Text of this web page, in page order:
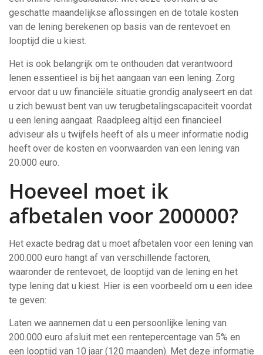
geschatte maandelijkse aflossingen en de totale kosten
van de lening berekenen op basis van de rentevoet en
looptijd die u kiest.
Het is ook belangrijk om te onthouden dat verantwoord
lenen essentieel is bij het aangaan van een lening. Zorg
ervoor dat u uw financiële situatie grondig analyseert en dat
u zich bewust bent van uw terugbetalingscapaciteit voordat
u een lening aangaat. Raadpleeg altijd een financieel
adviseur als u twijfels heeft of als u meer informatie nodig
heeft over de kosten en voorwaarden van een lening van
20.000 euro.
Hoeveel moet ik
afbetalen voor 200000?
Het exacte bedrag dat u moet afbetalen voor een lening van
200.000 euro hangt af van verschillende factoren,
waaronder de rentevoet, de looptijd van de lening en het
type lening dat u kiest. Hier is een voorbeeld om u een idee
te geven:
Laten we aannemen dat u een persoonlijke lening van
200.000 euro afsluit met een rentepercentage van 5% en
een looptijd van 10 jaar (120 maanden). Met deze informatie